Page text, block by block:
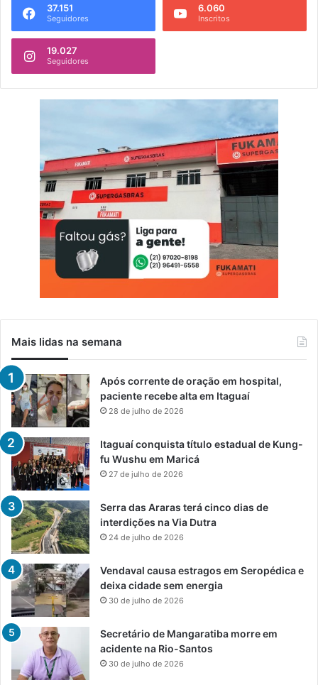
37.151
Seguidores
6.060
Inscritos
19.027
Seguidores
Mais lidas na semana
Após corrente de oração em hospital,
paciente recebe alta em Itaguaí
28 de julho de 2026
Itaguaí conquista título estadual de Kung-
fu Wushu em Maricá
27 de julho de 2026
Serra das Araras terá cinco dias de
interdições na Via Dutra
24 de julho de 2026
Vendaval causa estragos em Seropédica e
deixa cidade sem energia
30 de julho de 2026
Secretário de Mangaratiba morre em
acidente na Rio-Santos
30 de julho de 2026